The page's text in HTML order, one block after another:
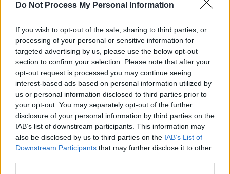
Do Not Process My Personal Information
If you wish to opt-out of the sale, sharing to third parties, or
processing of your personal or sensitive information for
targeted advertising by us, please use the below opt-out
section to confirm your selection. Please note that after your
opt-out request is processed you may continue seeing
interest-based ads based on personal information utilized by
us or personal information disclosed to third parties prior to
your opt-out. You may separately opt-out of the further
disclosure of your personal information by third parties on the
IAB’s list of downstream participants. This information may
also be disclosed by us to third parties on the IAB’s List of
Downstream Participants that may further disclose it to other
Newstalk ag an am sin agus chabhraigh sí le
formáid chainte spóirt a thabhairt isteach don
lucht éisteachta taistil.
Ray D’Arcy agus an “Golden Hour” Curtha ar
Ceal
Mar chuid den athchóiriú, tá deireadh curtha le
clár tráthnóna Ray D’Arcy agus leis an mhír
cheoil lár lae, an “Golden Hour”. Cuireann
imeacht D’Arcy deireadh lena thréimhse 11
bliana sa sliotán sin, agus tá cláir chainte sínte
curtha ina áit.